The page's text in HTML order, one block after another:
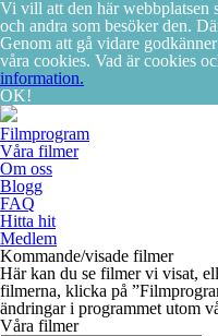
Vi vill att den här webbplatsen
och andra som besöker den.
Genom att gå vidare
våra cookies. Vad är cookies
information.
OK!
Filmprogram
Våra filmer
Om oss
Blogg
FAQ
Hitta hit
Medlem
Kommande/visade filmer
Här kan du se filmer vi visat,
filmerna, klicka på
ändringar i programmet utom
Våra filmer